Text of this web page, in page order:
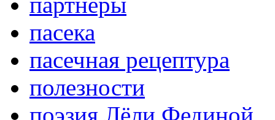
пасека
пасечная рецептура
полезности
поэзия Лёли Фединой